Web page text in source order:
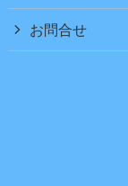
お問合せ